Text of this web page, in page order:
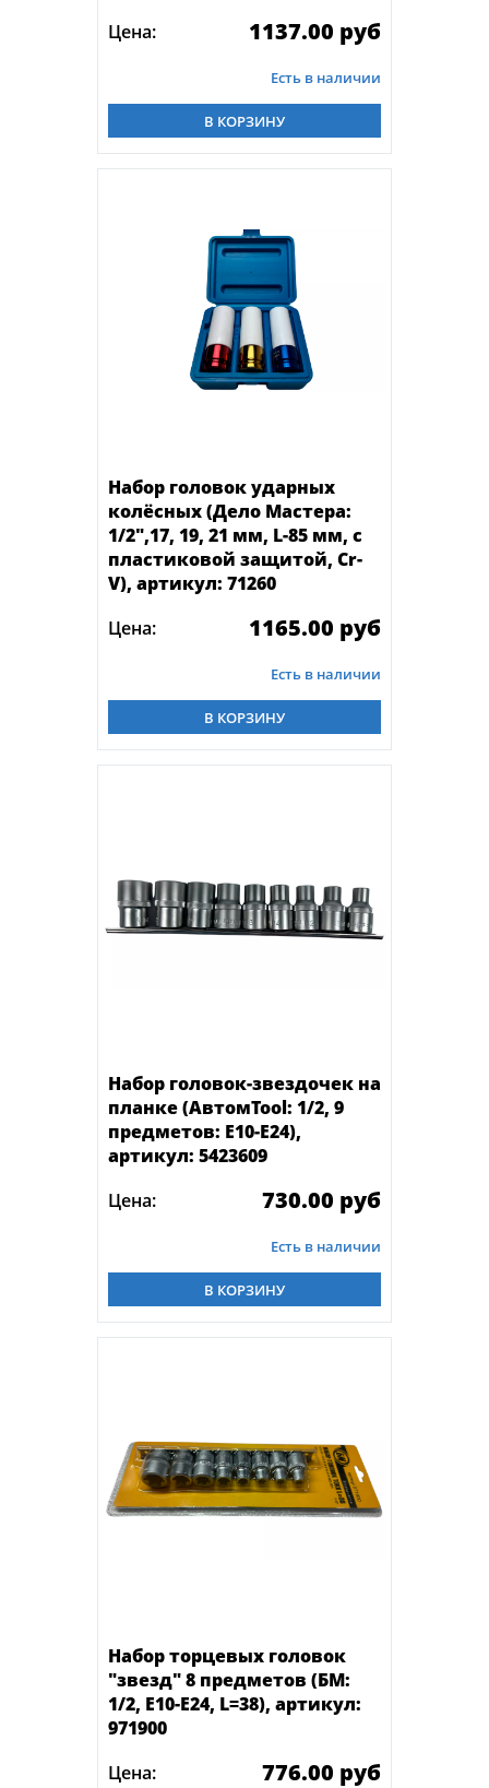
Цена:
1137.00 руб
Есть в наличии
В КОРЗИНУ
Набор головок ударных
колёсных (Дело Мастера:
1/2",17, 19, 21 мм, L-85 мм, с
пластиковой защитой, Cr-
V), артикул: 71260
Цена:
1165.00 руб
Есть в наличии
В КОРЗИНУ
Набор головок-звездочек на
планке (АвтомTool: 1/2, 9
предметов: E10-E24),
артикул: 5423609
Цена:
730.00 руб
Есть в наличии
В КОРЗИНУ
Набор торцевых головок
"звезд" 8 предметов (БМ:
1/2, Е10-Е24, L=38), артикул:
971900
Цена:
776.00 руб